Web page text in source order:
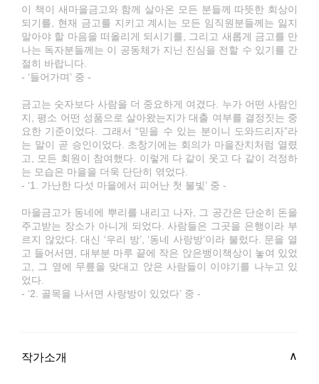
이 책이 새마을금고와 함께 살아온 모든 분들께 따뜻한 회상이
되기를, 현재 금고를 지키고 계시는 모든 임직원분들께는 잃지
말아야 할 마음을 떠올리게 되시기를, 그리고 새롭게 금고를 만
나는 독자분들께는 이 공동체가 지닌 진심을 전할 수 있기를 간
절히 바랍니다.
- ‘들어가며’ 중 -
금고는 숫자보다 사람을 더 중요하게 여겼다. 누가 어떤 사람인
지, 평소 어떤 성품으로 살아왔는지가 대출 여부를 결정짓는 중
요한 기준이었다. 그래서 “믿을 수 있는 분이니 도와드리자”라
는 말이 곧 승인이었다. 초창기에는 회의가 마을잔치처럼 열렸
고, 모든 회원이 참여했다. 이렇게 다 같이 웃고 다 같이 걱정하
는 모습은 마을을 더욱 단단히 엮었다.
- ‘1. 가난한 다섯 마을에서 피어난 첫 불빛’ 중 -
마을금고가 동네에 뿌리를 내리고 나자, 그 공간은 단순히 돈을
주고받는 장소가 아니게 되었다. 사람들은 그곳을 은행이라 부
르지 않았다. 대신 ‘우리 방’, ‘동네 사랑방’이라 불렀다. 문을 열
고 들어서면, 대부분 마루 끝에 작은 앉은뱅이책상이 놓여 있었
고, 그 옆에 무릎을 맞대고 앉은 사람들이 이야기를 나누고 있
었다.
- ‘2. 골목을 나서면 사랑방이 있었다’ 중 -
작가소개